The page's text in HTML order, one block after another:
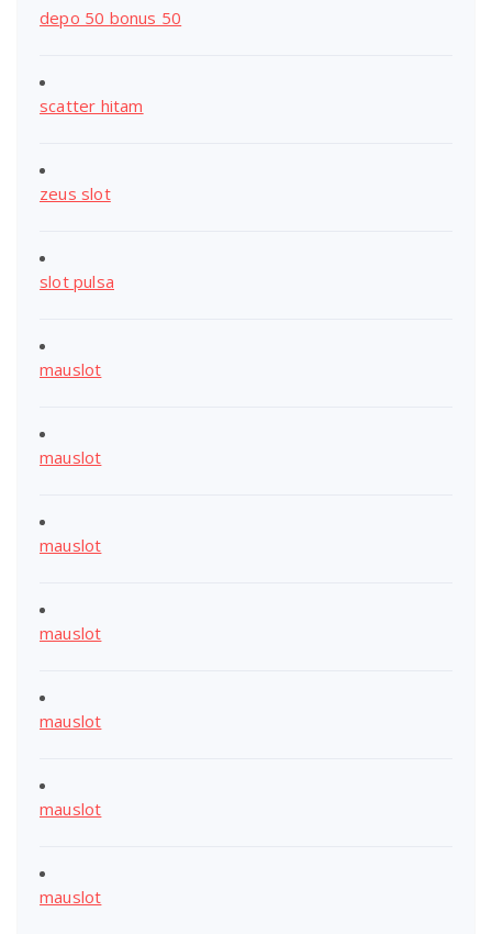
depo 50 bonus 50
scatter hitam
zeus slot
slot pulsa
mauslot
mauslot
mauslot
mauslot
mauslot
mauslot
mauslot